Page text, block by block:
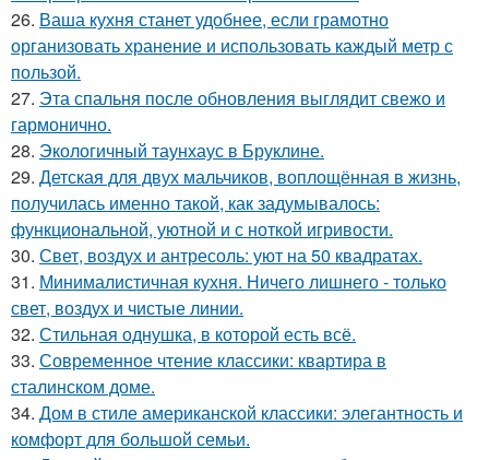
26. Ваша кухня станет удобнее, если грамотно
организовать хранение и использовать каждый метр с
пользой.
27. Эта спальня после обновления выглядит свежо и
гармонично.
28. Экологичный таунхаус в Бруклине.
29. Детская для двух мальчиков, воплощённая в жизнь,
получилась именно такой, как задумывалось:
функциональной, уютной и с ноткой игривости.
30. Свет, воздух и антресоль: уют на 50 квадратах.
31. Минималистичная кухня. Ничего лишнего - только
свет, воздух и чистые линии.
32. Стильная однушка, в которой есть всё.
33. Современное чтение классики: квартира в
сталинском доме.
34. Дом в стиле американской классики: элегантность и
комфорт для большой семьи.